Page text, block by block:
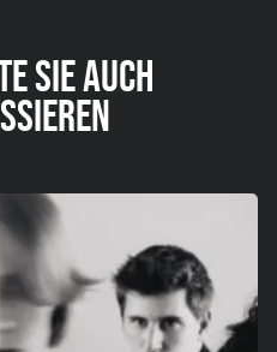
SIE AUCH